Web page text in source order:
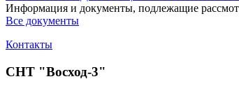
Информация и документы, подлежащие
Все документы
Контакты
СНТ "Восход-3"